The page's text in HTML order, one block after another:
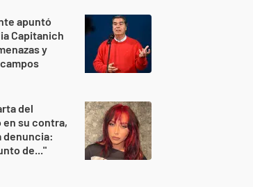
apuntó
Capitanich
y
del
su contra,
denuncia:
de..."